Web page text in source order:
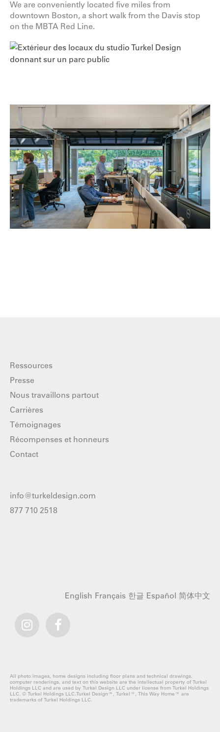
We are conveniently located five miles from
downtown Boston, a short walk from the Davis stop
on the MBTA Red Line.
Ressources
Presse
Nous travaillons partout
Carrières
Témoignages
Récompenses et honneurs
Contact
info@turkeldesign.com
877 710 2518
English Français 한글 Español 简体中文
All photo images, home designs including floor plans and technical drawings,
computer renderings, and text on this website are the intellectual property of Turkel
Holdings LLC and are used by Turkel Design LLC under license from Turkel Holdings
LLC. © Turkel Holdings LLC.Turkel Design™, Turkel™, This Way Home™ are
trademarks of Turkel Holdings LLC.